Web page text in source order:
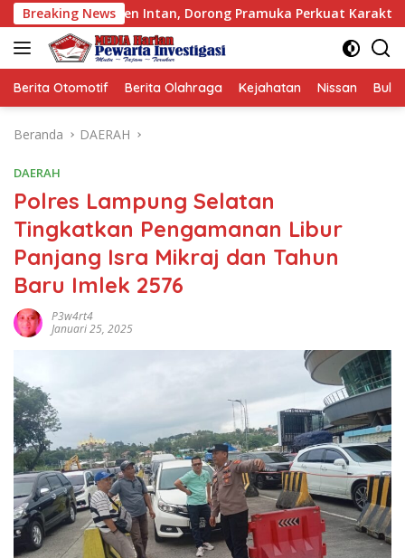
Langsung
ke
konten
Breaking News
Intan, Dorong Pramuka Perkuat Karakter Generasi Muda
Berita Otomotif Berita Olahraga Kejahatan Nissan
Beranda DAERAH
DAERAH
Polres Lampung Selatan
Tingkatkan Pengamanan Libur
Panjang Isra Mikraj dan Tahun
Baru Imlek 2576
P3w4rt4
Januari 25, 2025